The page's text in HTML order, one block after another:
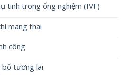
tinh trong ống nghiệm (IVF)
mang thai
công
bố tương lai